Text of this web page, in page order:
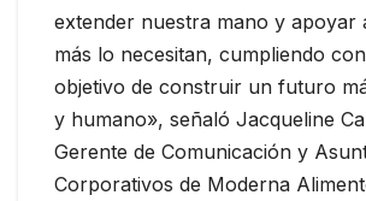
extender nuestra mano y apoyar
más lo necesitan, cumpliendo
objetivo de construir un futuro
y humano», señaló Jacqueline
Gerente de Comunicación y
Corporativos de Moderna